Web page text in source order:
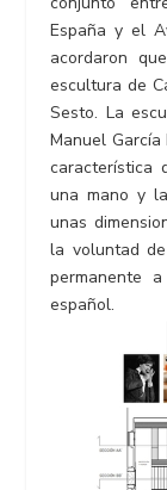
España y el
acordaron
escultura de
Sesto. La
Manuel
característica
una mano y
unas
la voluntad
permanente
español.